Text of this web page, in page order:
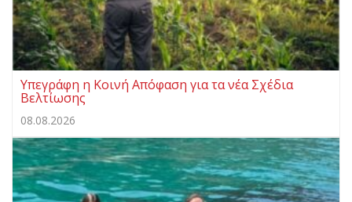
Υπεγράφη η Κοινή Απόφαση για τα νέα Σχέδια
Βελτίωσης
08.08.2026